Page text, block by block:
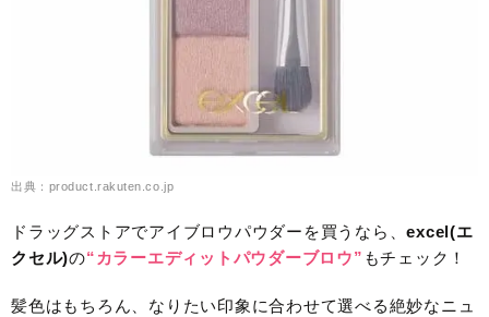
出典：product.rakuten.co.jp
ドラッグストアでアイブロウパウダーを買うなら、excel(エ
クセル)の“カラーエディットパウダーブロウ” もチェック！
髪色はもちろん、なりたい印象に合わせて選べる絶妙なニュ